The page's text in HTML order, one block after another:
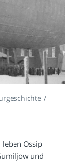
leben Ossip
und